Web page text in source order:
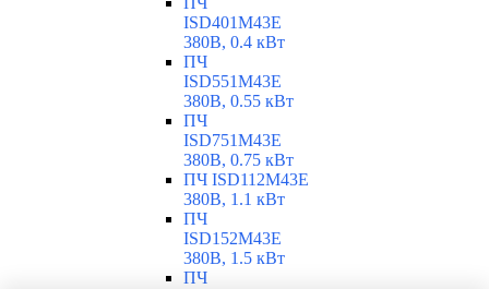
ISD401M43E
380В, 0.4 кВт
ПЧ
ISD551M43E
380В, 0.55 кВт
ПЧ
ISD751M43E
380В, 0.75 кВт
ПЧ ISD112M43E
380В, 1.1 кВт
ПЧ
ISD152M43E
380В, 1.5 кВт
ПЧ